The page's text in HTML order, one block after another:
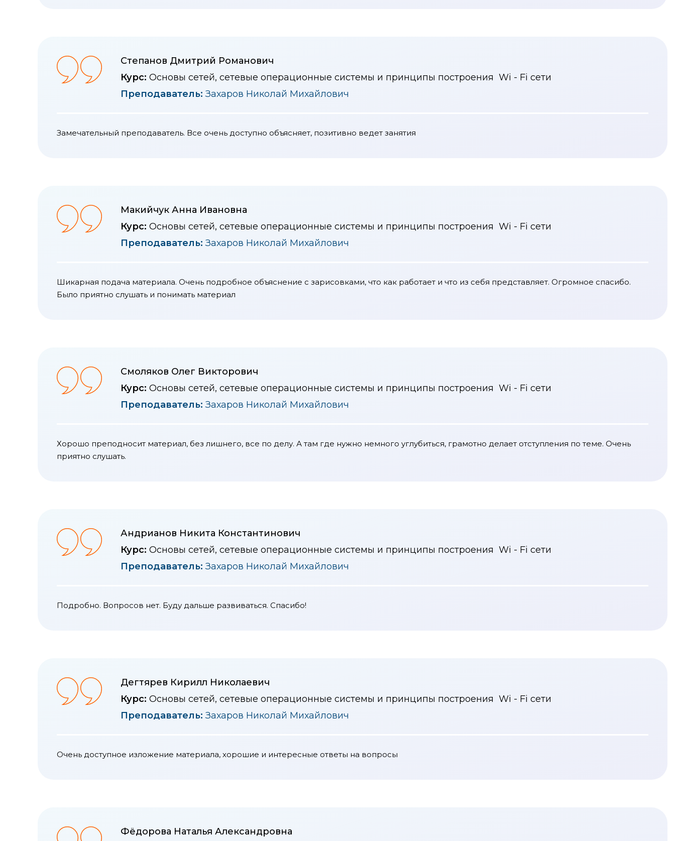
Степанов Дмитрий Романович
Курс: Основы сетей, сетевые операционные системы и принципы построения Wi - Fi сети
Преподаватель: Захаров Николай Михайлович
Замечательный преподаватель. Все очень доступно объясняет, позитивно ведет занятия
Макийчук Анна Ивановна
Курс: Основы сетей, сетевые операционные системы и принципы построения Wi - Fi сети
Преподаватель: Захаров Николай Михайлович
Шикарная подача материала. Очень подробное объяснение с зарисовками, что как работает и что из себя представляет. Огромное спасибо.
Было приятно слушать и понимать материал
Смоляков Олег Викторович
Курс: Основы сетей, сетевые операционные системы и принципы построения Wi - Fi сети
Преподаватель: Захаров Николай Михайлович
Хорошо преподносит материал, без лишнего, все по делу. А там где нужно немного углубиться, грамотно делает отступления по теме. Очень
приятно слушать.
Андрианов Никита Константинович
Курс: Основы сетей, сетевые операционные системы и принципы построения Wi - Fi сети
Преподаватель: Захаров Николай Михайлович
Подробно. Вопросов нет. Буду дальше развиваться. Спасибо!
Дегтярев Кирилл Николаевич
Курс: Основы сетей, сетевые операционные системы и принципы построения Wi - Fi сети
Преподаватель: Захаров Николай Михайлович
Очень доступное изложение материала, хорошие и интересные ответы на вопросы
Фёдорова Наталья Александровна